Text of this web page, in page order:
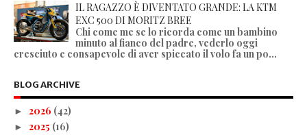
IL RAGAZZO È DIVENTATO GRANDE: LA KTM
EXC 500 DI MORITZ BREE
Chi come me se lo ricorda come un bambino
minuto al fianco del padre, vederlo oggi
cresciuto e consapevole di aver spiccato il volo fa un po...
BLOG ARCHIVE
► 2026 (42)
► 2025 (16)